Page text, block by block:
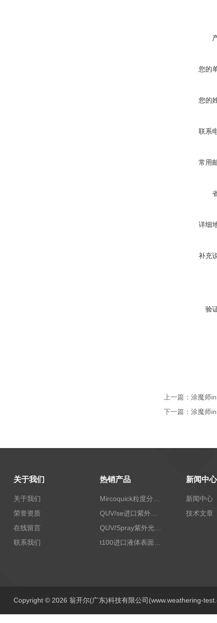
您的
您的
联系
常用
详细
补充
验
上一篇： 涂魔师
下一篇： 涂魔师
关于我们
关于我们
荣誉资质
在线留言
联系我们
热销产品
QUV/se进口紫外老化试验箱Q-lab
QUV/Spray紫外光加速老化试验箱
t100进口液体表面张力测试仪
新闻中心
新闻中心
技术文章
Copyright © 2026 翁开尔(广东)科技有限公司(www.weathering-